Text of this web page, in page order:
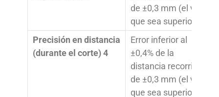
de ±0,3 mm (el valor
que sea superior)
Precisión en distancia
(durante el corte) 4
Error inferior al
±0,4% de la
distancia recorrida o
de ±0,3 mm (el valor
que sea superior)